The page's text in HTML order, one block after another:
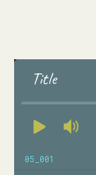
Title
05_001